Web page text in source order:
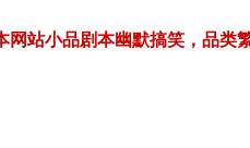
站小品剧本幽默搞笑，品类